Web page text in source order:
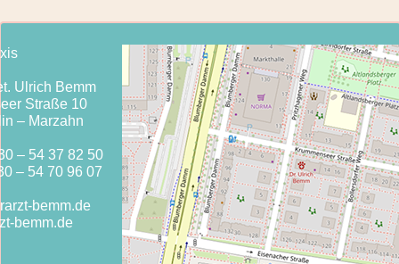
Ulrich Bemm
Straße 10
– Marzahn
– 54 37 82 50
54 70 96 07
bemm.de
bemm.de